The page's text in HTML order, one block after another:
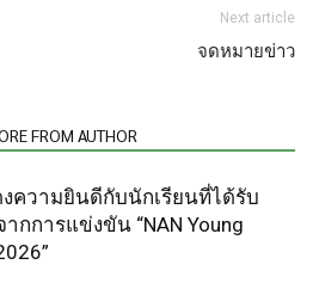
Next article
จดหมายข่าว
FROM AUTHOR
ความยินดีกับนักเรียนที่ได้รับ
ากการแข่งขัน “NAN Young